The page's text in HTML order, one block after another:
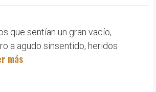
que sentían un gran vacío,
a agudo sinsentido, heridos
más